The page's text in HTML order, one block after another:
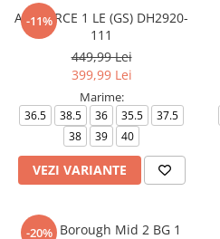
-11%
AIR FORCE 1 LE (GS) DH2920-
111
449,99 Lei
399,99 Lei
Marime:
36.5 38.5 36 35.5
37.5
38
39 40
VEZI VARIANTE
-20%
Court Borough Mid 2 BG 1